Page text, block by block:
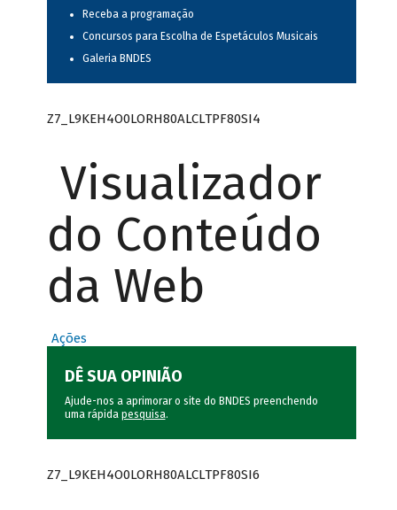
Receba a programação
Concursos para Escolha de Espetáculos Musicais
Galeria BNDES
Z7_L9KEH4O0LORH80ALCLTPF80SI4
Visualizador
do Conteúdo
da Web
Ações
DÊ SUA OPINIÃO
Ajude-nos a aprimorar o site do BNDES preenchendo
uma rápida pesquisa.
Z7_L9KEH4O0LORH80ALCLTPF80SI6